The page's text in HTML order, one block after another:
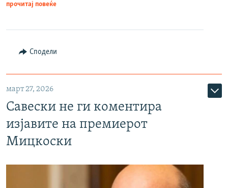
прочитај повеќе
Сподели
март 27, 2026
Савески не ги коментира
изјавите на премиерот
Мицкоски